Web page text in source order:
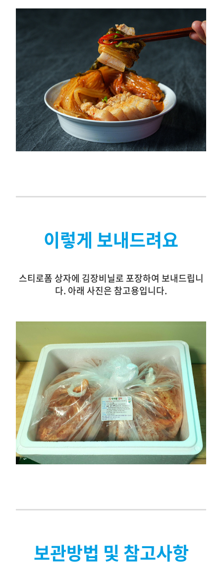
이렇게 보내드려요
스티로폼 상자에 김장비닐로 포장하여 보내드립니
다. 아래 사진은 참고용입니다.
보관방법 및 참고사항